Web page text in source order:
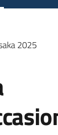
2025